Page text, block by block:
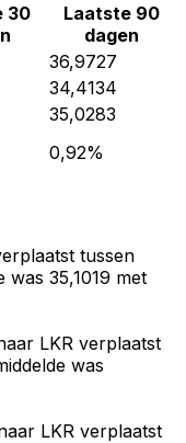
30
Laatste 90
dagen
36,9727
34,4134
35,0283
0,92%
tussen
was 35,1019 met
LKR verplaatst
was
LKR verplaatst